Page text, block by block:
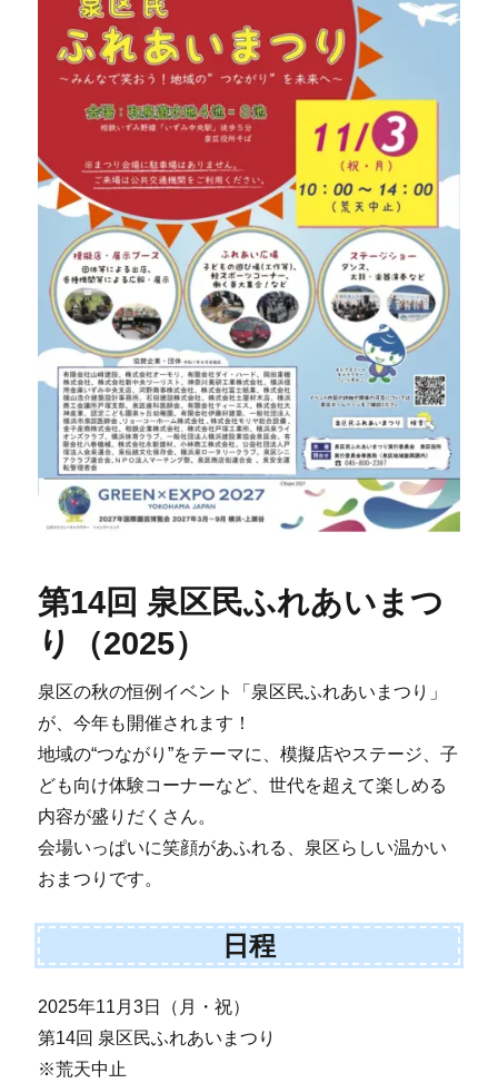
第14回 泉区民ふれあいまつ
り（2025）
泉区の秋の恒例イベント「泉区民ふれあいまつり」
が、今年も開催されます！
地域の“つながり”をテーマに、模擬店やステージ、子
ども向け体験コーナーなど、世代を超えて楽しめる
内容が盛りだくさん。
会場いっぱいに笑顔があふれる、泉区らしい温かい
おまつりです。
日程
2025年11月3日（月・祝）
第14回 泉区民ふれあいまつり
※荒天中止